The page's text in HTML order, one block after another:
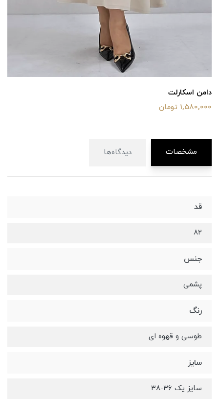
دامن اسکارلت
1,580,000 تومان
مشخصات دیدگاه‌ها
قد
۸۲
جنس
پشمی
رنگ
طوسی و قهوه ای
سایز
سایز یک ۳۶-۳۸